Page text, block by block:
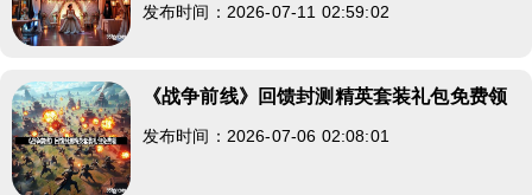
发布时间：2026-07-11 02:59:02
《战争前线》回馈封测精英套装礼包免费领
发布时间：2026-07-06 02:08:01